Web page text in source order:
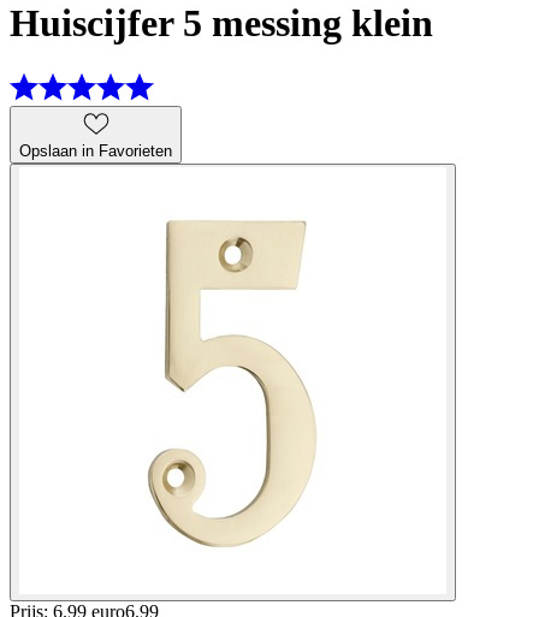
Huiscijfer 5 messing klein
Opslaan in Favorieten
Prijs: 6.99 euro6.99